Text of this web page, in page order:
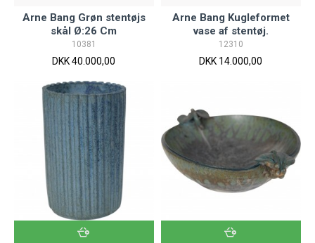
Arne Bang Grøn stentøjs
skål Ø:26 Cm
10381
DKK 40.000,00
Arne Bang Kugleformet
vase af stentøj.
12310
DKK 14.000,00